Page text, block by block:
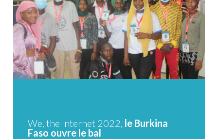
We, the Internet 2022, le Burkina
Faso ouvre le bal